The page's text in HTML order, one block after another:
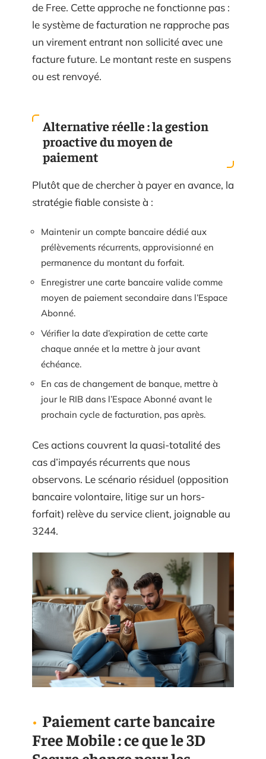
de Free. Cette approche ne fonctionne pas :
le système de facturation ne rapproche pas
un virement entrant non sollicité avec une
facture future. Le montant reste en suspens
ou est renvoyé.
Alternative réelle : la gestion
proactive du moyen de
paiement
Plutôt que de chercher à payer en avance, la
stratégie fiable consiste à :
Maintenir un compte bancaire dédié aux
prélèvements récurrents, approvisionné en
permanence du montant du forfait.
Enregistrer une carte bancaire valide comme
moyen de paiement secondaire dans l’Espace
Abonné.
Vérifier la date d’expiration de cette carte
chaque année et la mettre à jour avant
échéance.
En cas de changement de banque, mettre à
jour le RIB dans l’Espace Abonné avant le
prochain cycle de facturation, pas après.
Ces actions couvrent la quasi-totalité des
cas d’impayés récurrents que nous
observons. Le scénario résiduel (opposition
bancaire volontaire, litige sur un hors-
forfait) relève du service client, joignable au
3244.
Paiement carte bancaire
Free Mobile : ce que le 3D